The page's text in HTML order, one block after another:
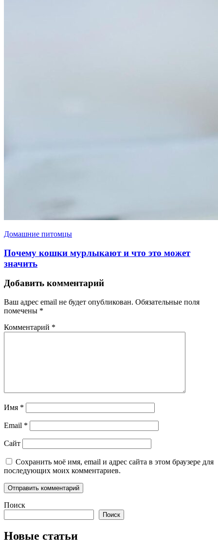
Домашние питомцы
Почему кошки мурлыкают и что это может
значить
Добавить комментарий
Ваш адрес email не будет опубликован. Обязательные поля
помечены *
Комментарий *
Имя *
Email *
Сайт
Сохранить моё имя, email и адрес сайта в этом браузере для
последующих моих комментариев.
Поиск
Поиск
Новые статьи